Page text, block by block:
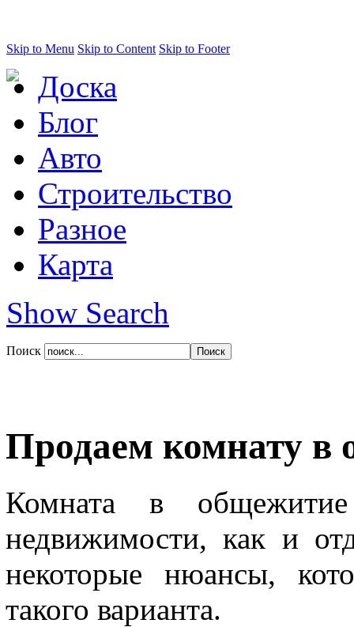
Skip to Menu Skip to Content Skip to Footer
Доска
Блог
Авто
Строительство
Разное
Карта
Show Search
Поиск
Продаем комнату в
Комната в
недвижимости, как и
некоторые нюансы,
такого варианта.